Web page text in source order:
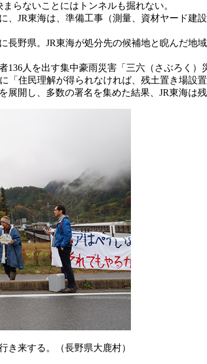
らないことにはトンネルも掘れない。
JR東海は、準備工事（測量、資材ヤード建
野県。JR東海が処分先の候補地と睨んだ地
人を出す集中豪雨災害「三六（さぶろく
住民理解が得られなければ、残土置き場設
開し、多数の署名を集めた結果、JR東海は
き来する。（長野県大鹿村）